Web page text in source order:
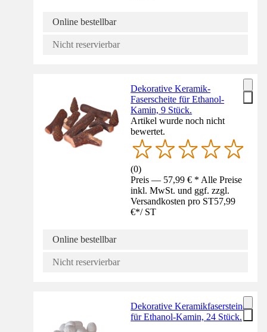
Online bestellbar
Nicht reservierbar
Dekorative Keramik-
Faserscheite für Ethanol-
Kamin, 9 Stück.
Artikel wurde noch nicht
bewertet.
(0)
Preis — 57,99 € * Alle Preise
inkl. MwSt. und ggf. zzgl.
Versandkosten pro ST57,99
€*/ ST
Online bestellbar
Nicht reservierbar
Dekorative Keramikfasersteine
für Ethanol-Kamin, 24 Stück.